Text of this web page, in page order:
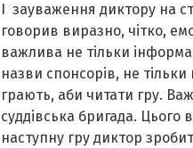
І зауваження диктору на
говорив виразно, чітко,
важлива не тільки
назви спонсорів, не
грають, аби читати гру.
суддівська бригада. Цього
наступну гру диктор